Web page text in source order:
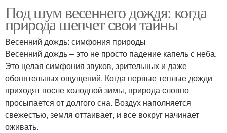
Под шум весеннего дождя: когда
природа шепчет свои тайны
Весенний дождь: симфония природы
Весенний дождь – это не просто падение капель с неба.
Это целая симфония звуков, зрительных и даже
обонятельных ощущений. Когда первые теплые дожди
приходят после холодной зимы, природа словно
просыпается от долгого сна. Воздух наполняется
свежестью, земля оттаивает, и все вокруг начинает
оживать.